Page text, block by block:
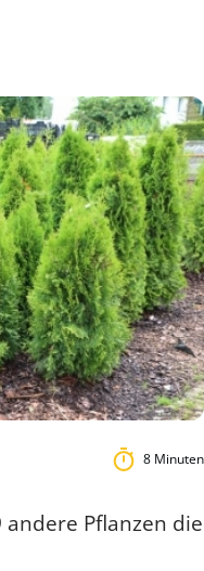
8 Minuten
Pflanzen die